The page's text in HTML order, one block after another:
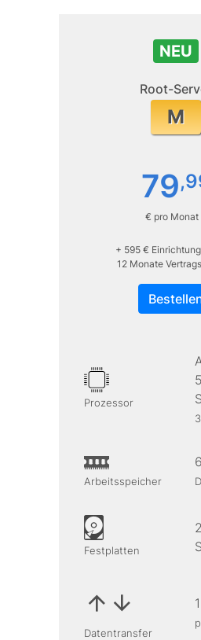
NEU
Root-
M
79,
€ pro Monat
+ 595 €
12 Monate
Prozessor
Arbeitsspeicher
Festplatten
Datentransfer